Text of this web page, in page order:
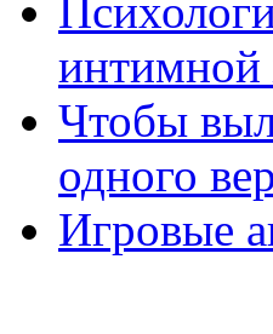
Чтобы
одного
Игровые